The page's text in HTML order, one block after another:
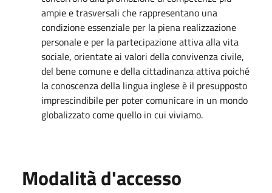
ampie e trasversali che rappresentano una
condizione essenziale per la piena realizzazione
personale e per la partecipazione attiva alla vita
sociale, orientate ai valori della convivenza civile,
del bene comune e della cittadinanza attiva poiché
la conoscenza della lingua inglese è il presupposto
imprescindibile per poter comunicare in un mondo
globalizzato come quello in cui viviamo.
Modalità d'accesso